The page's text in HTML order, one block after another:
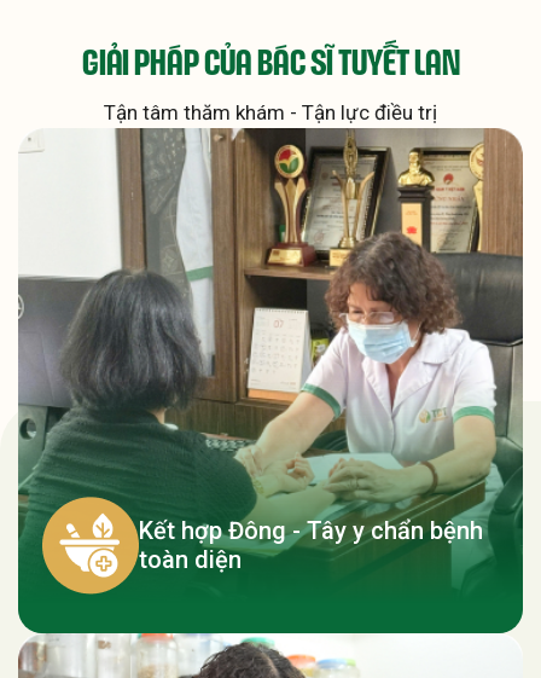
GIẢI PHÁP CỦA BÁC SĨ TUYẾT LAN
Tận tâm thăm khám - Tận lực điều trị
Kết hợp Đông - Tây y chẩn bệnh
toàn diện